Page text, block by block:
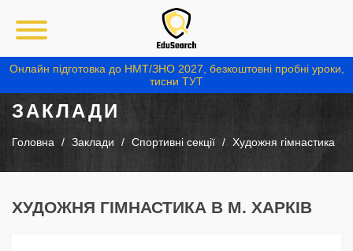
Онлайн підготовка до НМТ/ЗНО 2027, безкоштовні пробні уроки,
тисни ТУТ
ЗАКЛАДИ
Головна Заклади Спортивні секції Художня гімнастика
ХУДОЖНЯ ГІМНАСТИКА В М. ХАРКІВ